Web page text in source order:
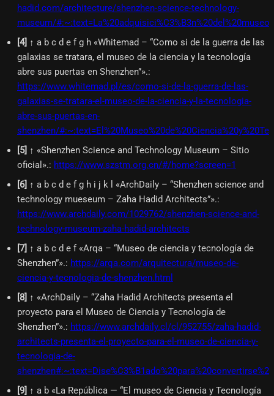
hadid.com/architecture/shenzhen-science-technology-
museum/
[4] ↑ a b c d e f g h «Whitemad – “Como si de la guerra de las
galaxias se tratara, el museo de la ciencia y la tecnología
abre sus puertas en Shenzhen”».:
https://www.whitemad.pl/es/como-si-de-la-guerra-de-las-
galaxias-se-tratara-el-museo-de-la-ciencia-y-la-tecnologia-
abre-sus-puertas-en-
shenzhen/
[5] ↑ «Shenzhen Science and Technology Museum – Sitio
oficial».: https://www.szstm.org.cn/#/home?screen=1
[6] ↑ a b c d e f g h i j k l «ArchDaily – “Shenzhen science and
technology mueseum – Zaha Hadid Architects”».:
https://www.archdaily.com/1029762/shenzhen-science-and-
technology-museum-zaha-hadid-architects
[7] ↑ a b c d e f «Arqa – “Museo de ciencia y tecnología de
Shenzhen”».: https://arqa.com/arquitectura/museo-de-
ciencia-y-tecnologia-de-shenzhen.html
[8] ↑ «ArchDaily – “Zaha Hadid Architects presenta el
proyecto para el Museo de Ciencia y Tecnología de
Shenzhen”».: https://www.archdaily.cl/cl/952755/zaha-hadid-
architects-presenta-el-proyecto-para-el-museo-de-ciencia-y-
tecnologia-de-
[9] ↑ a b «La República — “El museo de Ciencia y Tecnología